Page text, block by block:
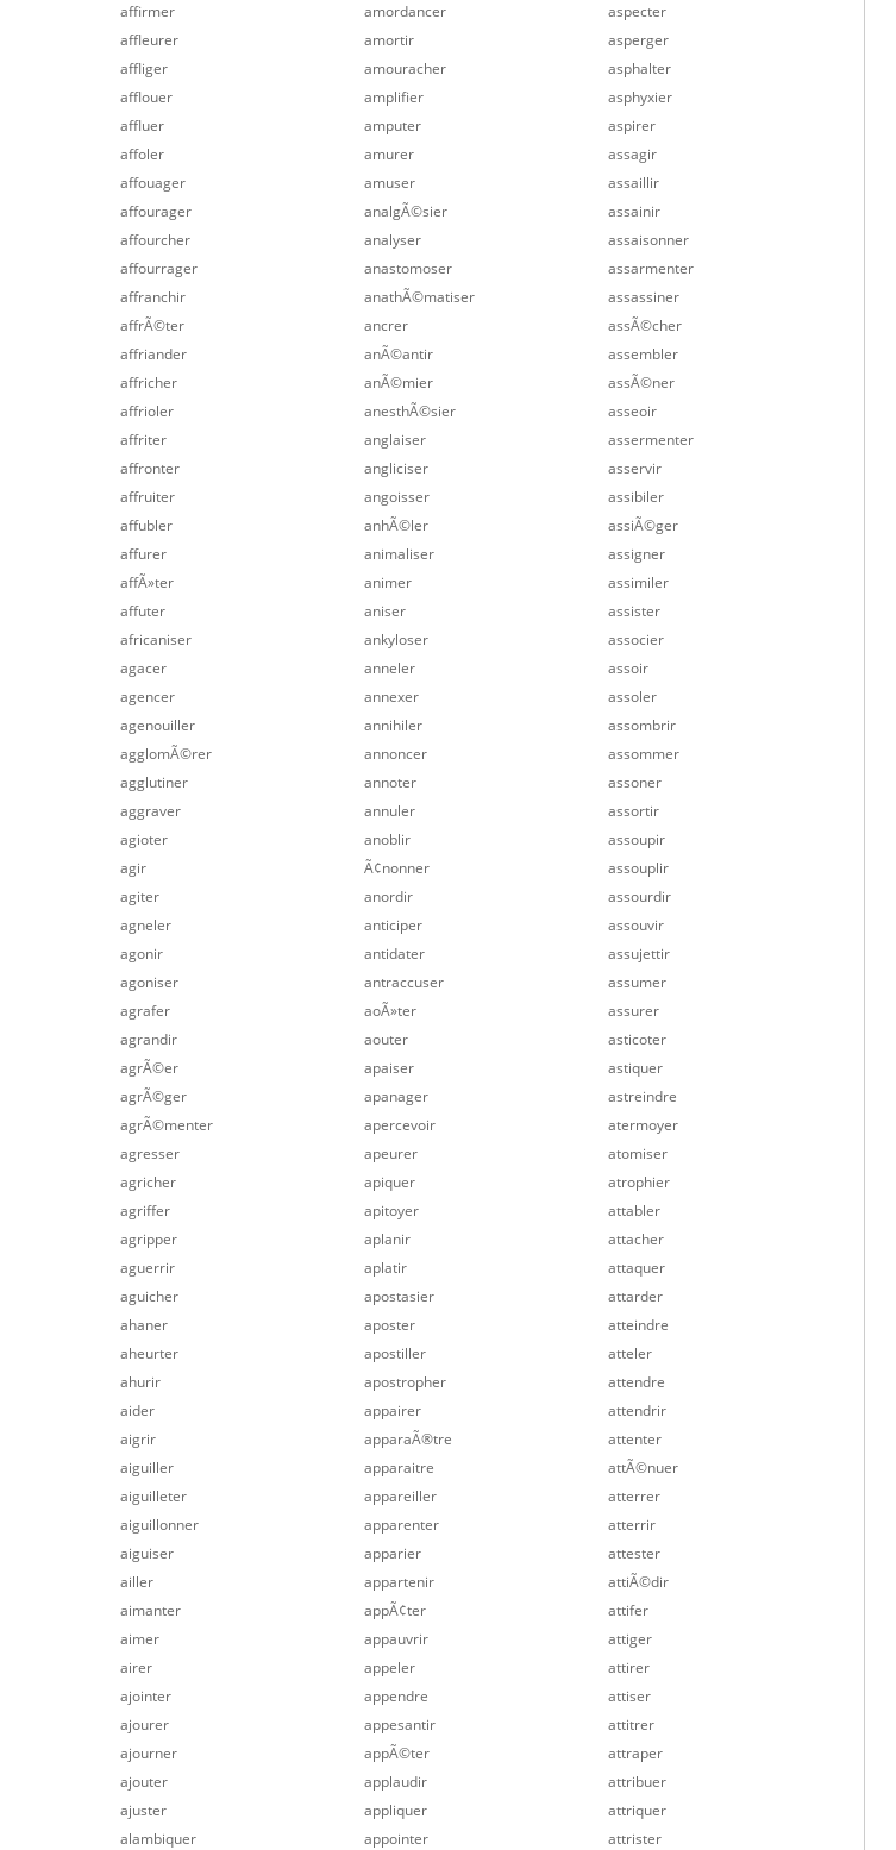
affirmer
affleurer
affliger
afflouer
affluer
affoler
affouager
affourager
affourcher
affourrager
affranchir
affrÃ©ter
affriander
affricher
affrioler
affriter
affronter
affruiter
affubler
affurer
affÃ»ter
affuter
africaniser
agacer
agencer
agenouiller
agglomÃ©rer
agglutiner
aggraver
agioter
agir
agiter
agneler
agonir
agoniser
agrafer
agrandir
agrÃ©er
agrÃ©ger
agrÃ©menter
agresser
agricher
agriffer
agripper
aguerrir
aguicher
ahaner
aheurter
ahurir
aider
aigrir
aiguiller
aiguilleter
aiguillonner
aiguiser
ailler
aimanter
aimer
airer
ajointer
ajourer
ajourner
ajouter
ajuster
alambiquer
amordancer
amortir
amouracher
amplifier
amputer
amurer
amuser
analgÃ©sier
analyser
anastomoser
anathÃ©matiser
ancrer
anÃ©antir
anÃ©mier
anesthÃ©sier
anglaiser
angliciser
angoisser
anhÃ©ler
animaliser
animer
aniser
ankyloser
anneler
annexer
annihiler
annoncer
annoter
annuler
anoblir
Ã¢nonner
anordir
anticiper
antidater
antraccuser
aoÃ»ter
aouter
apaiser
apanager
apercevoir
apeurer
apiquer
apitoyer
aplanir
aplatir
apostasier
aposter
apostiller
apostropher
appairer
apparaÃ®tre
apparaitre
appareiller
apparenter
apparier
appartenir
appÃ¢ter
appauvrir
appeler
appendre
appesantir
appÃ©ter
applaudir
appliquer
appointer
aspecter
asperger
asphalter
asphyxier
aspirer
assagir
assaillir
assainir
assaisonner
assarmenter
assassiner
assÃ©cher
assembler
assÃ©ner
asseoir
assermenter
asservir
assibiler
assiÃ©ger
assigner
assimiler
assister
associer
assoir
assoler
assombrir
assommer
assoner
assortir
assoupir
assouplir
assourdir
assouvir
assujettir
assumer
assurer
asticoter
astiquer
astreindre
atermoyer
atomiser
atrophier
attabler
attacher
attaquer
attarder
atteindre
atteler
attendre
attendrir
attenter
attÃ©nuer
atterrer
atterrir
attester
attiÃ©dir
attifer
attiger
attirer
attiser
attitrer
attraper
attribuer
attriquer
attrister